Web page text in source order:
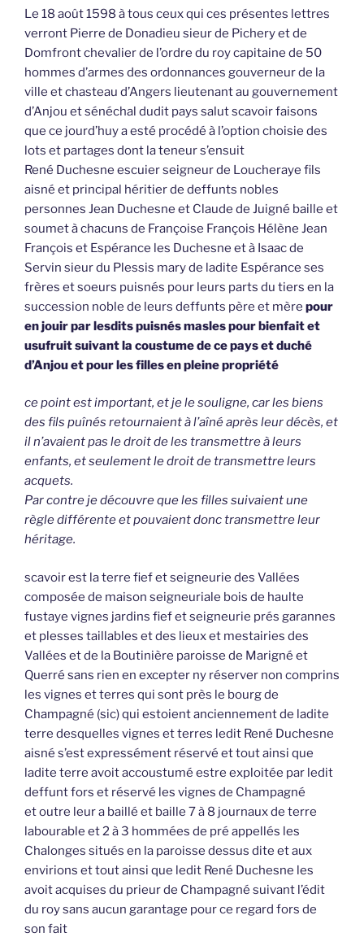
Le 18 août 1598 à tous ceux qui ces présentes lettres
verront Pierre de Donadieu sieur de Pichery et de
Domfront chevalier de l’ordre du roy capitaine de 50
hommes d’armes des ordonnances gouverneur de la
ville et chasteau d’Angers lieutenant au gouvernement
d’Anjou et sénéchal dudit pays salut scavoir faisons
que ce jourd’huy a esté procédé à l’option choisie des
lots et partages dont la teneur s’ensuit
René Duchesne escuier seigneur de Loucheraye fils
aisné et principal héritier de deffunts nobles
personnes Jean Duchesne et Claude de Juigné baille et
soumet à chacuns de Françoise François Hélène Jean
François et Espérance les Duchesne et à Isaac de
Servin sieur du Plessis mary de ladite Espérance ses
frères et soeurs puisnés pour leurs parts du tiers en la
succession noble de leurs deffunts père et mère pour
en jouir par lesdits puisnés masles pour bienfait et
usufruit suivant la coustume de ce pays et duché
d’Anjou et pour les filles en pleine propriété
ce point est important, et je le souligne, car les biens
des fils puînés retournaient à l’aîné après leur décès, et
il n’avaient pas le droit de les transmettre à leurs
enfants, et seulement le droit de transmettre leurs
acquets.
Par contre je découvre que les filles suivaient une
règle différente et pouvaient donc transmettre leur
héritage.
scavoir est la terre fief et seigneurie des Vallées
composée de maison seigneuriale bois de haulte
fustaye vignes jardins fief et seigneurie prés garannes
et plesses taillables et des lieux et mestairies des
Vallées et de la Boutinière paroisse de Marigné et
Querré sans rien en excepter ny réserver non comprins
les vignes et terres qui sont près le bourg de
Champagné (sic) qui estoient anciennement de ladite
terre desquelles vignes et terres ledit René Duchesne
aisné s’est expressément réservé et tout ainsi que
ladite terre avoit accoustumé estre exploitée par ledit
deffunt fors et réservé les vignes de Champagné
et outre leur a baillé et baille 7 à 8 journaux de terre
labourable et 2 à 3 hommées de pré appellés les
Chalonges situés en la paroisse dessus dite et aux
envirions et tout ainsi que ledit René Duchesne les
avoit acquises du prieur de Champagné suivant l’édit
du roy sans aucun garantage pour ce regard fors de
son fait